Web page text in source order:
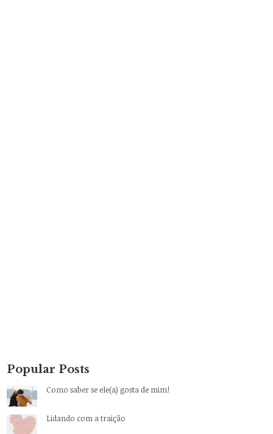
Popular Posts
Como saber se ele(a) gosta de mim!
Lidando com a traição